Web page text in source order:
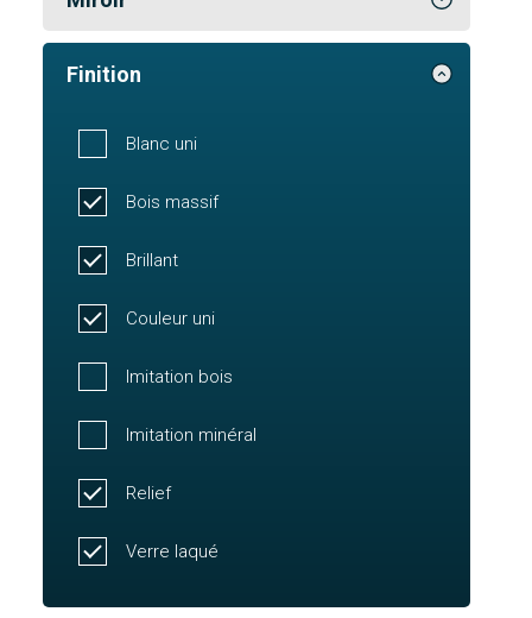
Finition
Blanc uni
Bois massif
Brillant
Couleur uni
Imitation bois
Imitation minéral
Relief
Verre laqué